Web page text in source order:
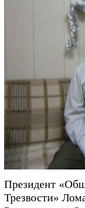
Президент
Трезвости»